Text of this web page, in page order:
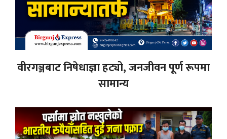
वीरगञ्जबाट निषेधाज्ञा हट्यो, जनजीवन पूर्ण रूपमा
सामान्य